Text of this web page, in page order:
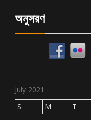
অনুসরণ
July 2021
S
M T